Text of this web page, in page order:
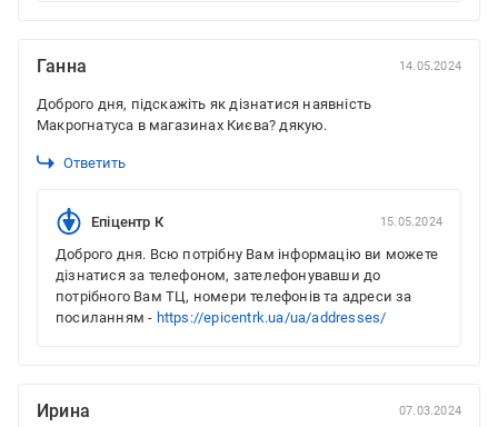
Ганна 14.05.2024
Доброго дня, підскажіть як дізнатися наявність
Макрогнатуса в магазинах Києва? дякую.
Ответить
Епіцентр К 15.05.2024
Доброго дня. Всю потрібну Вам інформацію ви можете
дізнатися за телефоном, зателефонувавши до
потрібного Вам ТЦ, номери телефонів та адреси за
посиланням - https://epicentrk.ua/ua/addresses/
Ирина 07.03.2024